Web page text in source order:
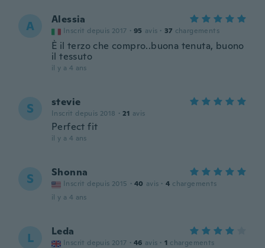
A Alessia
Inscrit depuis 2017 · 95 avis · 37 chargements
È il terzo che compro..buona tenuta, buono
il tessuto
il y a 4 ans
S stevie
Inscrit depuis 2018 · 21 avis
Perfect fit
il y a 4 ans
S Shonna
Inscrit depuis 2015 · 40 avis · 4 chargements
il y a 4 ans
L Leda
Inscrit depuis 2017 · 46 avis · 1 chargements